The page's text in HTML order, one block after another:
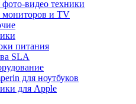
видео техники
мониторов и TV
питания
SLA
для ноутбуков
для Apple